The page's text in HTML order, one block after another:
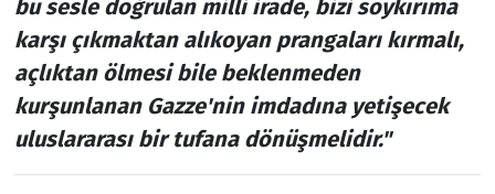
bu sesle doğrulan milli irade, bizi soykırıma
karşı çıkmaktan alıkoyan prangaları kırmalı,
açlıktan ölmesi bile beklenmeden
kurşunlanan Gazze'nin imdadına yetişecek
uluslararası bir tufana dönüşmelidir."